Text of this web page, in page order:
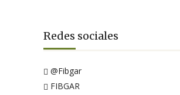
Redes sociales
@Fibgar
FIBGAR